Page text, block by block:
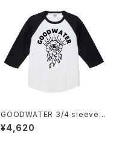
GOODWATER 3/4 sleeve r
aglan T-SHIRT
¥4,620